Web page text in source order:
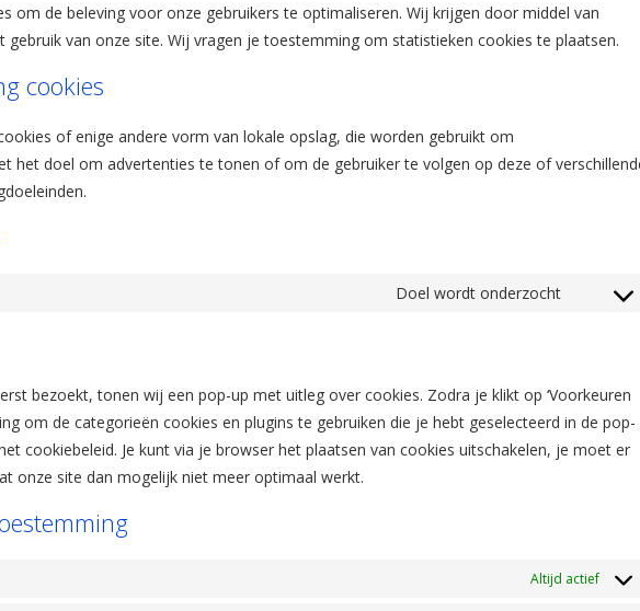
om de beleving voor onze gebruikers te optimaliseren. Wij krijgen door middel van
gebruik van onze site. Wij vragen je toestemming om statistieken cookies te plaatsen.
cookies
of enige andere vorm van lokale opslag, die worden gebruikt om
het doel om advertenties te tonen of om de gebruiker te volgen op deze of
Doel wordt onderzocht
Consent
diversen
bezoekt, tonen wij een pop-up met uitleg over cookies. Zodra je klikt op ‘Voorkeuren
om de categorieën cookies en plugins te gebruiken die je hebt geselecteerd in de pop-
cookiebeleid. Je kunt via je browser het plaatsen van cookies uitschakelen, je moet er
onze site dan mogelijk niet meer optimaal werkt.
Altijd actief